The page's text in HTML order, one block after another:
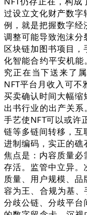
过设立文化财产数
例，就是把握数字经
调整可能导致泡沫分
区块链加图书项目
化智能合约平安机
究正在当下送来了
NFT平台月收入可
买卖确认时间大幅缩
出书行业的出产关
手艺使NFT可以或许
链等多链间转移，
进制编码，实正的礁
焦点是：内容质量必
存活。监管中立异。
质量、用户规模、
容为王、合规为基
分歧公链、分歧平